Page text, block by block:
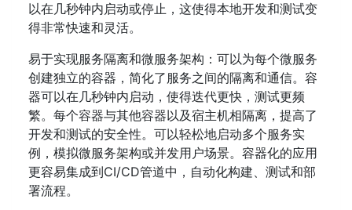
以在几秒钟内启动或停止，这使得本地开发和测试变
得非常快速和灵活。
易于实现服务隔离和微服务架构：可以为每个微服务
创建独立的容器，简化了服务之间的隔离和通信。容
器可以在几秒钟内启动，使得迭代更快，测试更频
繁。每个容器与其他容器以及宿主机相隔离，提高了
开发和测试的安全性。可以轻松地启动多个服务实
例，模拟微服务架构或并发用户场景。容器化的应用
更容易集成到CI/CD管道中，自动化构建、测试和部
署流程。